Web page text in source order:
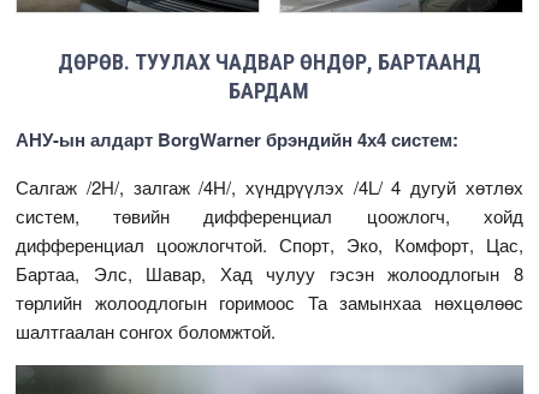
ДӨРӨВ. ТУУЛАХ ЧАДВАР ӨНДӨР, БАРТААНД
БАРДАМ
АНУ-ын алдарт BorgWarner брэндийн 4х4 систем:
Салгаж /2H/, залгаж /4H/, хүндрүүлэх /4L/ 4 дугуй хөтлөх
систем, төвийн дифференциал цоожлогч, хойд
дифференциал цоожлогчтой. Спорт, Эко, Комфорт, Цас,
Бартаа, Элс, Шавар, Хад чулуу гэсэн жолоодлогын 8
төрлийн жолоодлогын горимоос Та замынхаа нөхцөлөөс
шалтгаалан сонгох боломжтой.